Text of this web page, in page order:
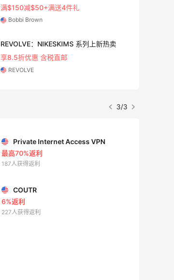
满$150减$50+满送4件礼
Bobbi Brown
REVOLVE：NIKESKIMS 系列上新热卖
享8.5折优惠 含税直邮
REVOLVE
3/3
Private Internet Access VPN
最高70%返利
187人获得返利
COUTR
6%返利
227人获得返利